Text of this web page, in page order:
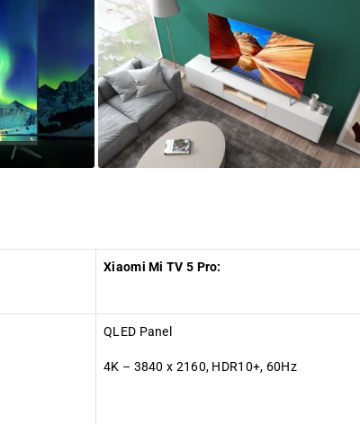
Xiaomi Mi TV 5 Pro:
QLED Panel
4K – 3840 x 2160, HDR10+, 60Hz